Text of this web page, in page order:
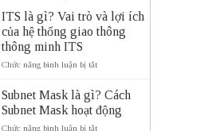
ITS là gì? Vai trò và lợi ích
của hệ thống giao thông
thông minh ITS
Chức năng bình luận bị tắtở
gì?
Vai
Subnet Mask là gì? Cách
Subnet Mask hoạt động
Chức năng bình luận bị tắtở